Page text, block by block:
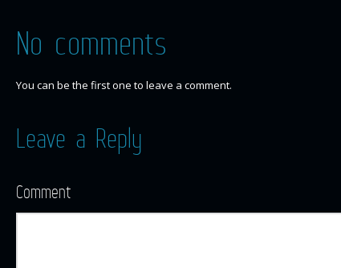
No comments
You can be the first one to leave a comment.
Leave a Reply
Comment